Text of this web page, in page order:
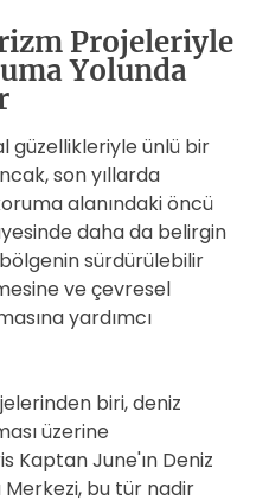
Projeleriyle
Yolunda
güzellikleriyle ünlü bir
son yıllarda
alanındaki öncü
daha da belirgin
sürdürülebilir
ve çevresel
yardımcı
biri, deniz
üzerine
Kaptan June'ın Deniz
bu tür nadir